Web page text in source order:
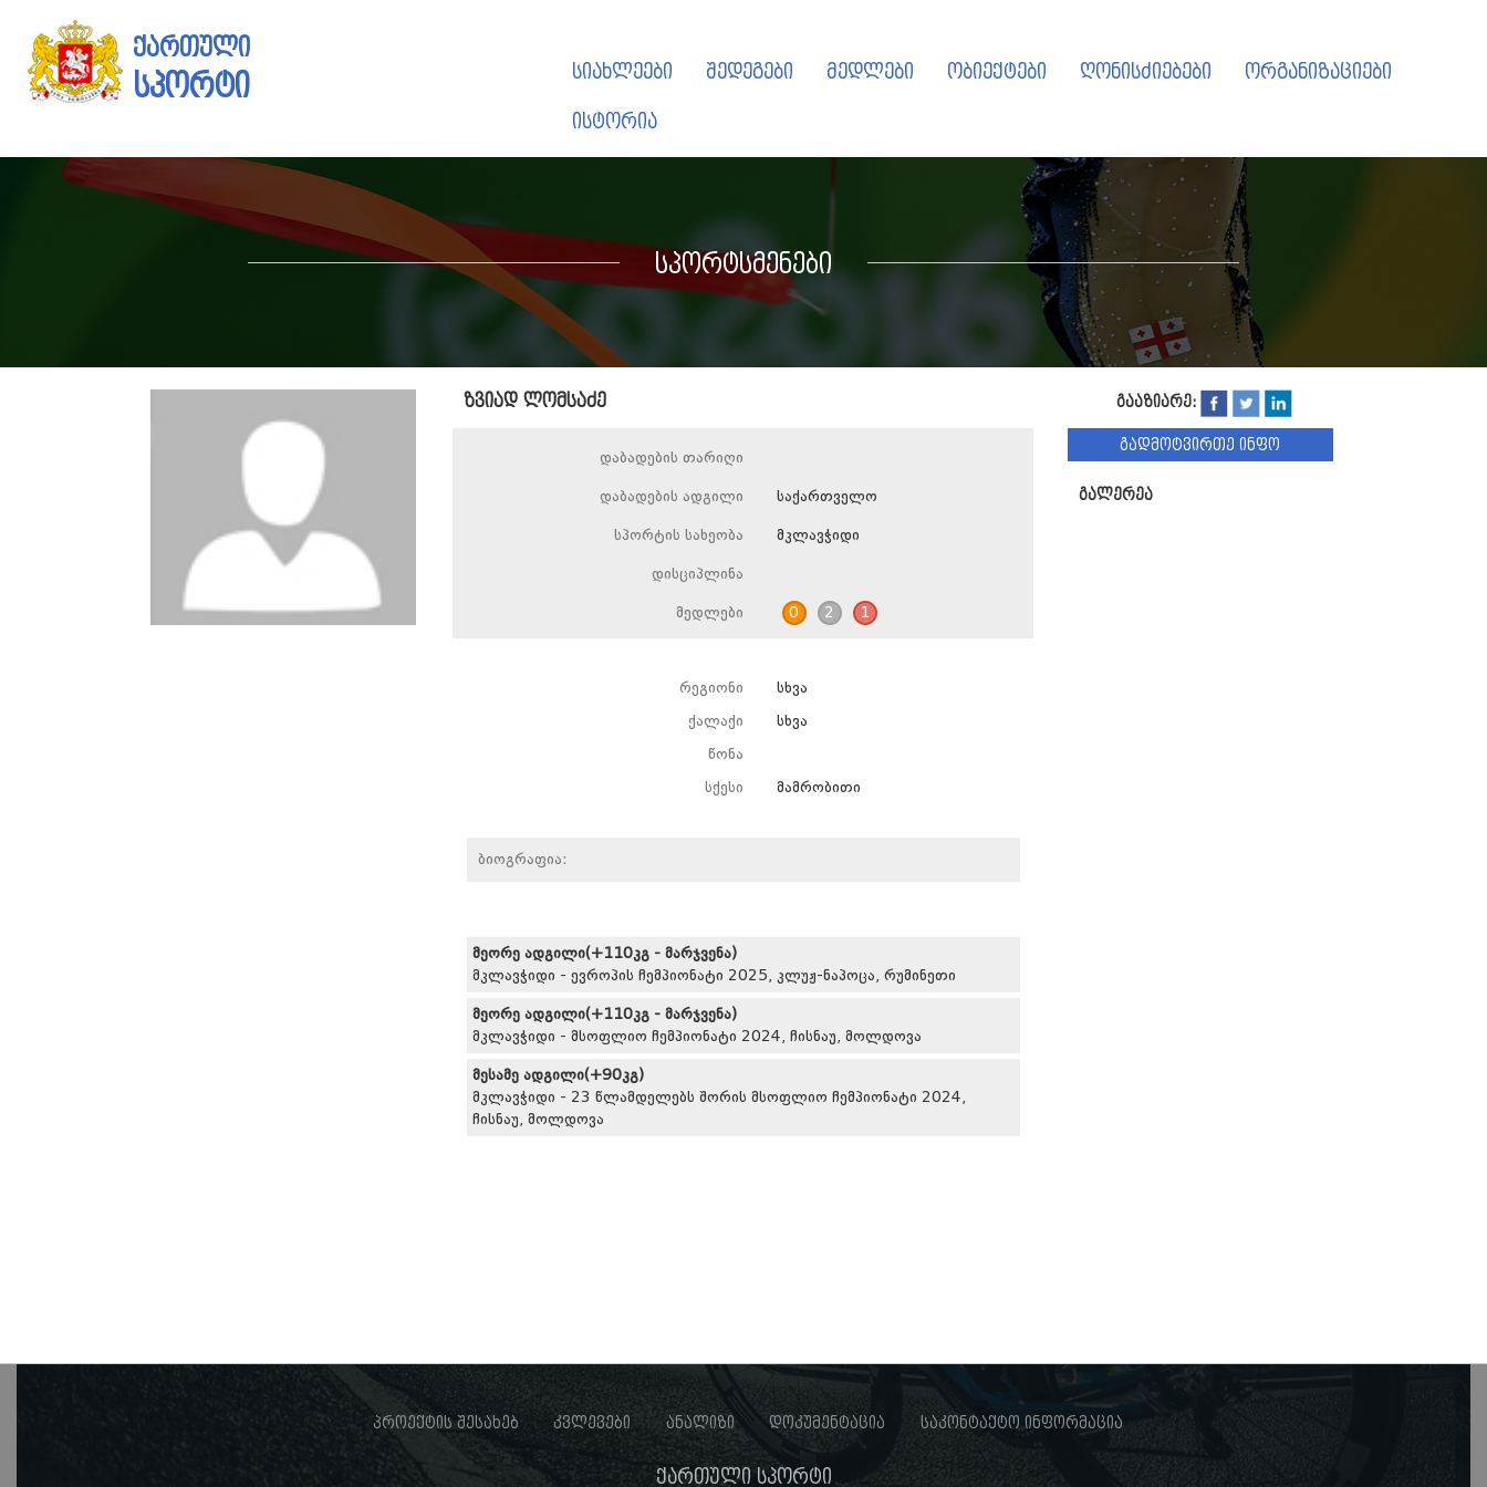
ქართული
სპორტი სიახლეები შედეგები მედლები ობიექტები ღონისძიებები ორგანიზაციები
ისტორია
სპორტსმენები
ზვიად ლომსაძე
დაბადების თარიღი
დაბადების ადგილი საქართველო
სპორტის სახეობა მკლავჭიდი
დისციპლინა
მედლები 0 2 1
რეგიონი სხვა
ქალაქი სხვა
წონა
სქესი მამრობითი
ბიოგრაფია:
მეორე ადგილი(+110კგ - მარჯვენა)
მკლავჭიდი - ევროპის ჩემპიონატი 2025, კლუჟ-ნაპოცა, რუმინეთი
მეორე ადგილი(+110კგ - მარჯვენა)
მკლავჭიდი - მსოფლიო ჩემპიონატი 2024, ჩისნაუ, მოლდოვა
მესამე ადგილი(+90კგ)
მკლავჭიდი - 23 წლამდელებს შორის მსოფლიო ჩემპიონატი 2024,
ჩისნაუ, მოლდოვა
გააზიარე:
გადმოტვირთე ინფო
გალერეა
პროექტის შესახებ კვლევები ანალიზი დოკუმენტაცია საკონტაქტო ინფორმაცია
ქართული სპორტი